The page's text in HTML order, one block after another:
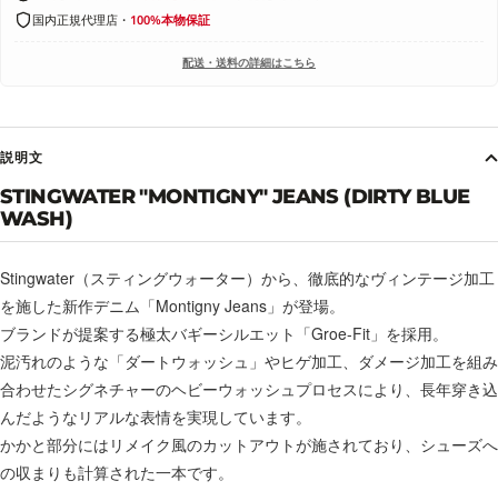
国内正規代理店・ 100%本物保証
配送・送料の詳細はこちら
説明文
STINGWATER "MONTIGNY" JEANS (DIRTY BLUE
WASH)
Stingwater（スティングウォーター）から、徹底的なヴィンテージ加工
を施した新作デニム「Montigny Jeans」が登場。
ブランドが提案する極太バギーシルエット「Groe-Fit」を採用。
泥汚れのような「ダートウォッシュ」やヒゲ加工、ダメージ加工を組み
合わせたシグネチャーのヘビーウォッシュプロセスにより、長年穿き込
んだようなリアルな表情を実現しています。
かかと部分にはリメイク風のカットアウトが施されており、シューズへ
の収まりも計算された一本です。